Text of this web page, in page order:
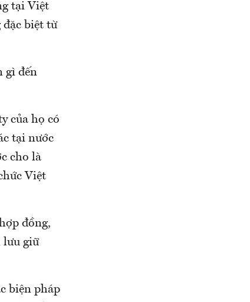
tại Việt
biệt từ
gì đến
của họ có
tại nước
cho là
Việt
đồng,
lưu giữ
biện pháp